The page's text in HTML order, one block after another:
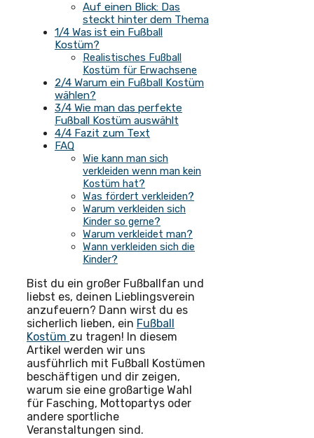
Auf einen Blick: Das
steckt hinter dem Thema
1/4 Was ist ein Fußball
Kostüm?
Realistisches Fußball
Kostüm für Erwachsene
2/4 Warum ein Fußball Kostüm
wählen?
3/4 Wie man das perfekte
Fußball Kostüm auswählt
4/4 Fazit zum Text
FAQ
Wie kann man sich
verkleiden wenn man kein
Kostüm hat?
Was fördert verkleiden?
Warum verkleiden sich
Kinder so gerne?
Warum verkleidet man?
Wann verkleiden sich die
Kinder?
Bist du ein großer Fußballfan und
liebst es, deinen Lieblingsverein
anzufeuern? Dann wirst du es
sicherlich lieben, ein Fußball
Kostüm zu tragen! In diesem
Artikel werden wir uns
ausführlich mit Fußball Kostümen
beschäftigen und dir zeigen,
warum sie eine großartige Wahl
für Fasching, Mottopartys oder
andere sportliche
Veranstaltungen sind.